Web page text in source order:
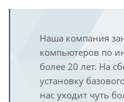
Наша компания
компьютеров по
более 20 лет. На
установку
нас уходит чуть